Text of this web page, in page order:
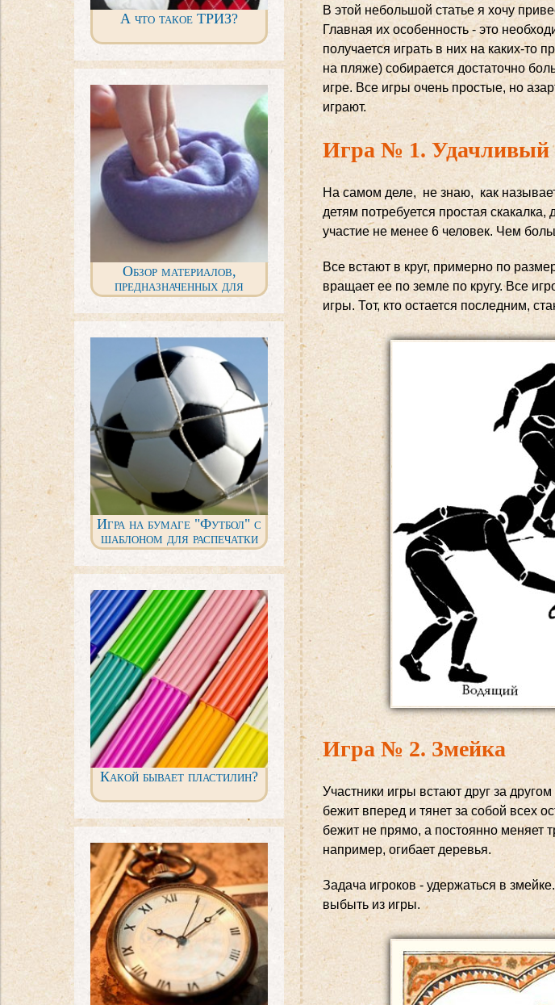
А что такое ТРИЗ?
Обзор материалов,
предназначенных для
детской лепки
Игра на бумаге "Футбол" с
шаблоном для распечатки
Какой бывает пластилин?
В этой небольшой статье я хочу
Главная их особенность - это
получается играть в них на каких-то
на пляже) собирается достаточно
игре. Все игры очень простые, но
играют.
Игра № 1. Удачливый
На самом деле, не знаю, как
детям потребуется простая
участие не менее 6 человек. Чем
Все встают в круг, примерно по
вращает ее по земле по кругу. Все
игры. Тот, кто остается последним,
Игра № 2. Змейка
Участники игры встают друг за
бежит вперед и тянет за собой всех
бежит не прямо, а постоянно меняет
например, огибает деревья.
Задача игроков - удержаться в
выбыть из игры.